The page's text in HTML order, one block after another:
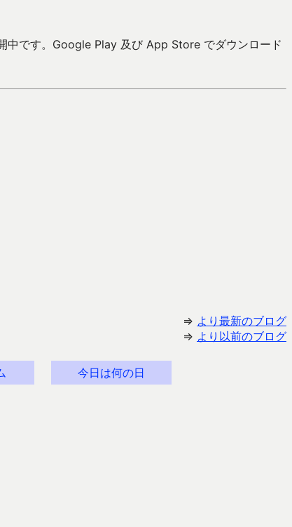
中です。Google Play 及び App Store でダウンロード
⇒ より最新のブログ
⇒ より以前のブログ
今日は何の日